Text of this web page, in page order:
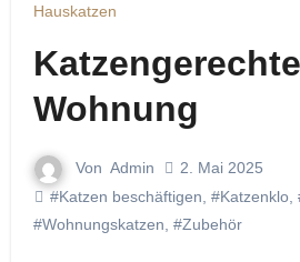
Hauskatzen
Katzengerechte
Wohnung
Von Admin
2. Mai 2025
#Katzen beschäftigen #Katzenklo,
#Wohnungskatzen #Zubehör